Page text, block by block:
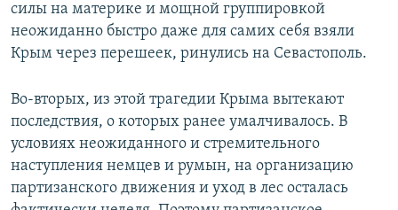
силы на материке и мощной группировкой
неожиданно быстро даже для самих себя взяли
Крым через перешеек, ринулись на Севастополь.
Во-вторых, из этой трагедии Крыма вытекают
последствия, о которых ранее умалчивалось. В
условиях неожиданного и стремительного
наступления немцев и румын, на организацию
партизанского движения и уход в лес осталась